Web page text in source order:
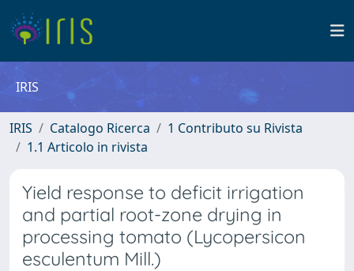
IRIS
IRIS Catalogo Ricerca
1 Contributo su Rivista
1.1 Articolo in rivista
Yield response to deficit irrigation
and partial root-zone drying in
processing tomato (Lycopersicon
esculentum Mill.)